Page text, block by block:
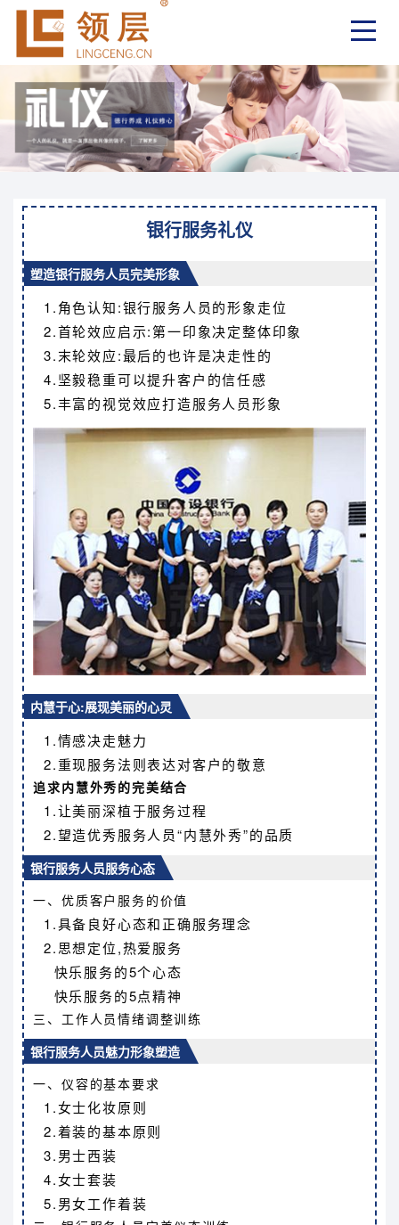
银行服务礼仪
塑造银行服务人员完美形象
1.角色认知:银行服务人员的形象走位
2.首轮效应启示:第一印象决定整体印象
3.末轮效应:最后的也许是决走性的
4.坚毅稳重可以提升客户的信任感
5.丰富的视觉效应打造服务人员形象
内慧于心:展现美丽的心灵
1.情感决走魅力
2.重现服务法则表达对客户的敬意
追求内慧外秀的完美结合
1.让美丽深植于服务过程
2.望造优秀服务人员“内慧外秀”的品质
银行服务人员服务心态
一、优质客户服务的价值
1.具备良好心态和正确服务理念
2.思想定位,热爱服务
快乐服务的5个心态
快乐服务的5点精神
三、工作人员情绪调整训练
银行服务人员魅力形象塑造
一、仪容的基本要求
1.女士化妆原则
2.着装的基本原则
3.男士西装
4.女士套装
5.男女工作着装